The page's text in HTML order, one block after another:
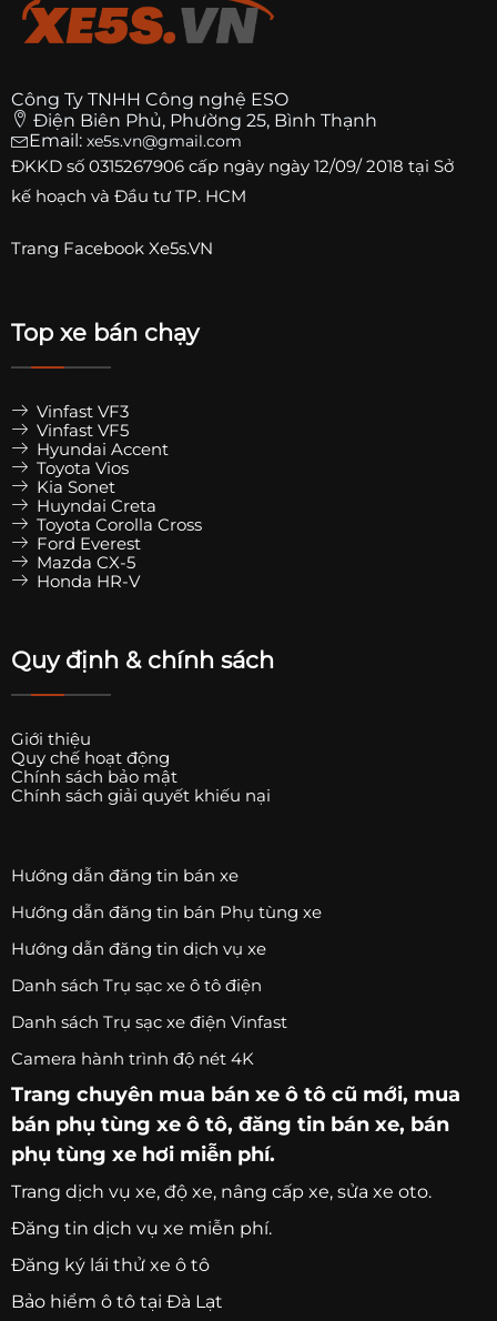
Công Ty TNHH Công nghệ ESO
Điện Biên Phủ, Phường 25, Bình Thạnh
Email: xe5s.vn@gmail.com
ĐKKD số 0315267906 cấp ngày ngày 12/09/ 2018 tại Sở
kế hoạch và Đầu tư TP. HCM
Trang Facebook Xe5s.VN
Top xe bán chạy
Vinfast VF3
Vinfast VF5
Hyundai Accent
Toyota Vios
Kia Sonet
Huyndai Creta
Toyota Corolla Cross
Ford Everest
Mazda CX-5
Honda HR-V
Quy định & chính sách
Giới thiệu
Quy chế hoạt động
Chính sách bảo mật
Chính sách giải quyết khiếu nại
Hướng dẫn đăng tin bán xe
Hướng dẫn đăng tin bán Phụ tùng xe
Hướng dẫn đăng tin dịch vụ xe
Danh sách Trụ sạc xe ô tô điện
Danh sách Trụ sạc xe điện Vinfast
Camera hành trình độ nét 4K
Trang chuyên mua bán xe ô tô cũ mới, mua
bán phụ tùng xe ô tô, đăng tin bán xe, bán
phụ tùng xe hơi miễn phí.
Trang dịch vụ xe, độ xe, nâng cấp xe, sửa xe oto.
Đăng tin dịch vụ xe miễn phí.
Đăng ký lái thử xe ô tô
Bảo hiểm ô tô tại Đà Lạt